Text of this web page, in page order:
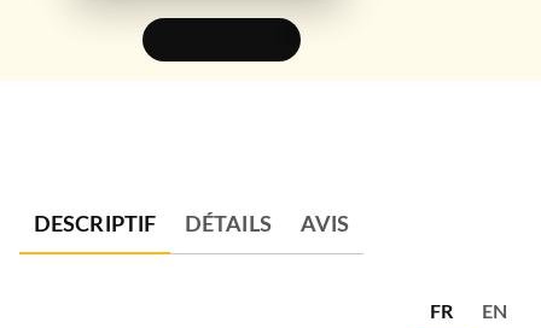
DESCRIPTIF DÉTAILS AVIS
FR EN